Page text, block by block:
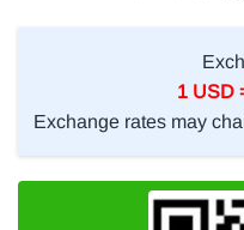
1 USD
Exchange rates may